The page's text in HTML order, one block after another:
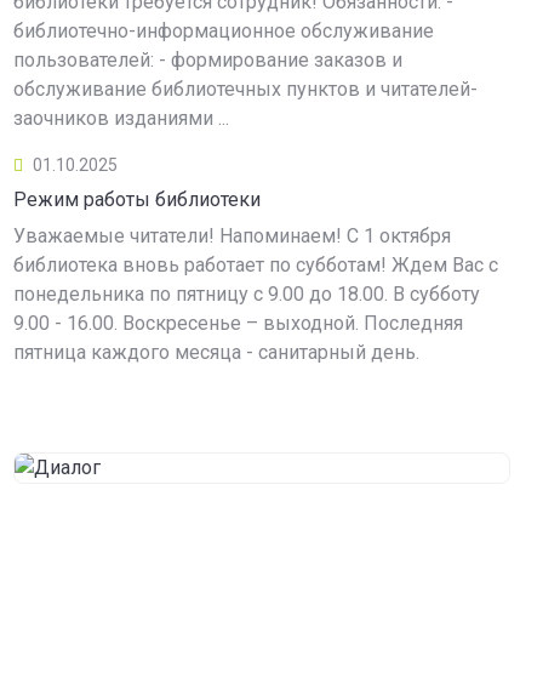
библиотечно-информационное обслуживание
пользователей: - формирование заказов и
обслуживание библиотечных пунктов и читателей-
заочников изданиями ...
01.10.2025
Режим работы библиотеки
Уважаемые читатели! Напоминаем! С 1 октября
библиотека вновь работает по субботам! Ждем Вас с
понедельника по пятницу с 9.00 до 18.00. В субботу
9.00 - 16.00. Воскресенье – выходной. Последняя
пятница каждого месяца - санитарный день.